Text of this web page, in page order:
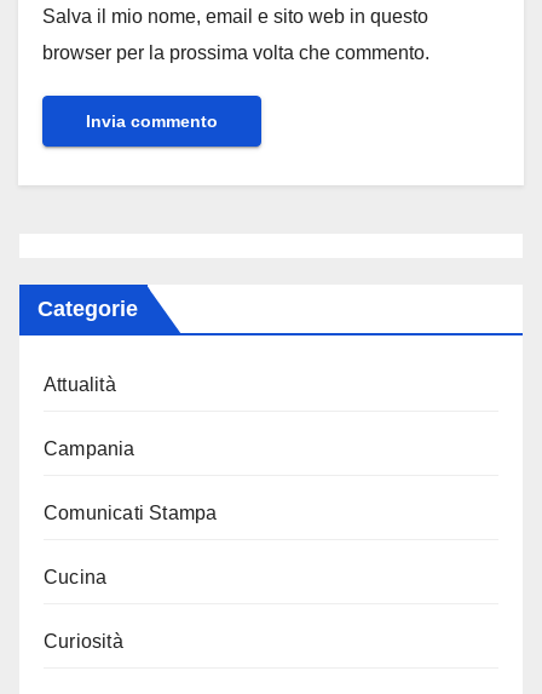
Salva il mio nome, email e sito web in questo
browser per la prossima volta che commento.
Categorie
Attualità
Campania
Comunicati Stampa
Cucina
Curiosità